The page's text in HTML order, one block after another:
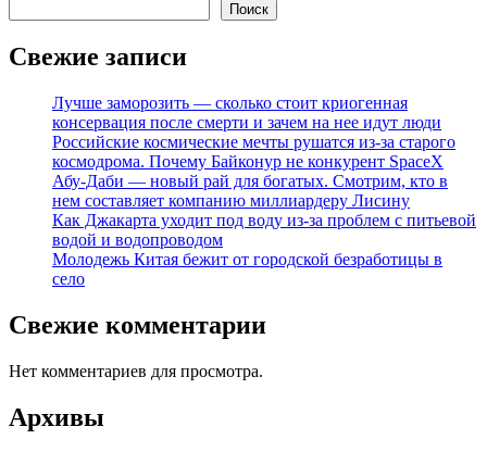
Поиск
Свежие записи
Лучше заморозить — сколько стоит криогенная
консервация после смерти и зачем на нее идут люди
Российские космические мечты рушатся из-за старого
космодрома. Почему Байконур не конкурент SpaceX
Абу-Даби — новый рай для богатых. Смотрим, кто в
нем составляет компанию миллиардеру Лисину
Как Джакарта уходит под воду из-за проблем с питьевой
водой и водопроводом
Молодежь Китая бежит от городской безработицы в
село
Свежие комментарии
Нет комментариев для просмотра.
Архивы